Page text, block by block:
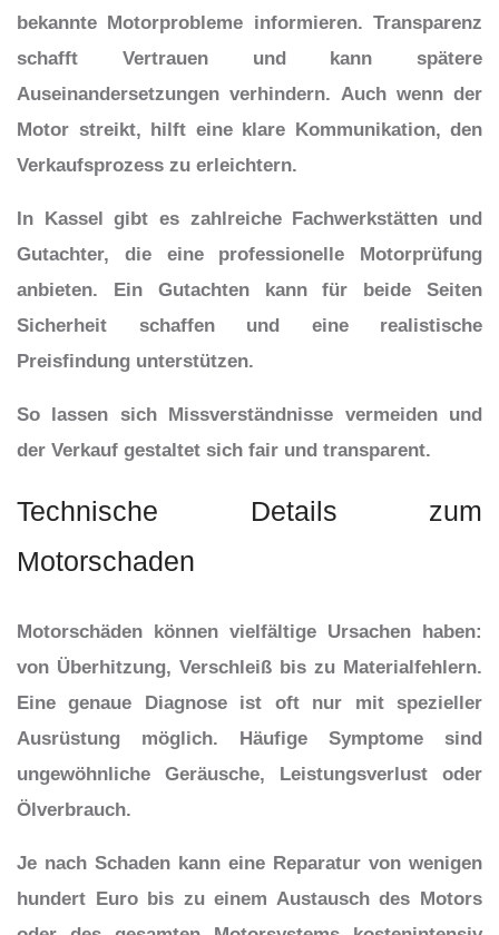
bekannte Motorprobleme informieren. Transparenz
schafft Vertrauen und kann spätere
Auseinandersetzungen verhindern. Auch wenn der
Motor streikt, hilft eine klare Kommunikation, den
Verkaufsprozess zu erleichtern.
In Kassel gibt es zahlreiche Fachwerkstätten und
Gutachter, die eine professionelle Motorprüfung
anbieten. Ein Gutachten kann für beide Seiten
Sicherheit schaffen und eine realistische
Preisfindung unterstützen.
So lassen sich Missverständnisse vermeiden und
der Verkauf gestaltet sich fair und transparent.
Technische Details zum
Motorschaden
Motorschäden können vielfältige Ursachen haben:
von Überhitzung, Verschleiß bis zu Materialfehlern.
Eine genaue Diagnose ist oft nur mit spezieller
Ausrüstung möglich. Häufige Symptome sind
ungewöhnliche Geräusche, Leistungsverlust oder
Ölverbrauch.
Je nach Schaden kann eine Reparatur von wenigen
hundert Euro bis zu einem Austausch des Motors